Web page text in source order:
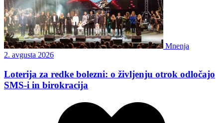
Mnenja
2. avgusta 2026
Loterija za redke bolezni: o življenju otrok odločajo
SMS-i in birokracija